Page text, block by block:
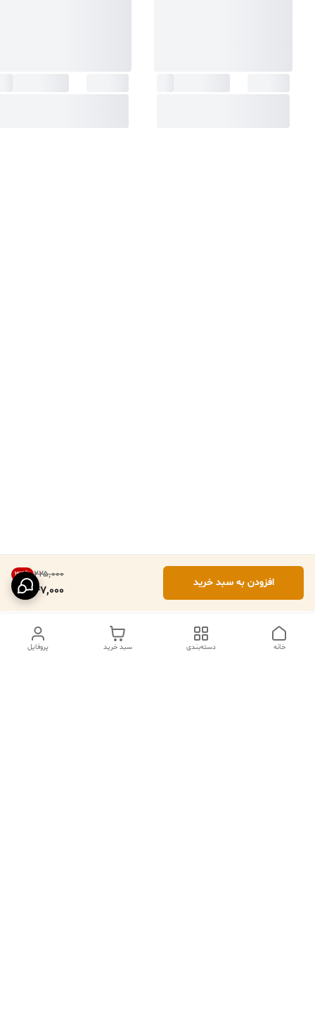
۲۲۵٬۰۰۰ 34%
147,000
افزودن به سبد خرید
پروفایل سبد خرید دسته‌بندی خانه